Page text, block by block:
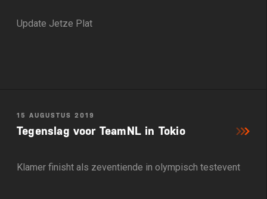
Update Jetze Plat
15 AUGUSTUS 2019
Tegenslag voor TeamNL in Tokio
Klamer finisht als zeventiende in olympisch testevent